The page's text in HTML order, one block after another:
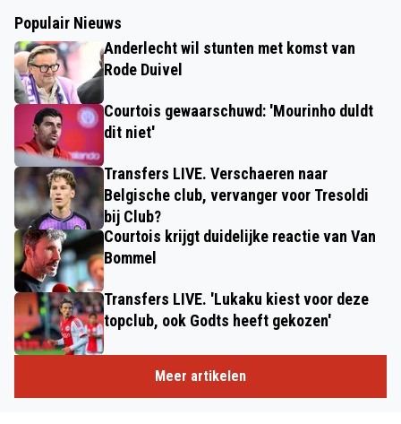
Populair Nieuws
Anderlecht wil stunten met komst van
Rode Duivel
Courtois gewaarschuwd: 'Mourinho duldt
dit niet'
Transfers LIVE. Verschaeren naar
Belgische club, vervanger voor Tresoldi
bij Club?
Courtois krijgt duidelijke reactie van Van
Bommel
Transfers LIVE. 'Lukaku kiest voor deze
topclub, ook Godts heeft gekozen'
Meer artikelen